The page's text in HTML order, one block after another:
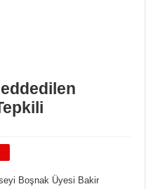
Boşnak Üyesi Bakir